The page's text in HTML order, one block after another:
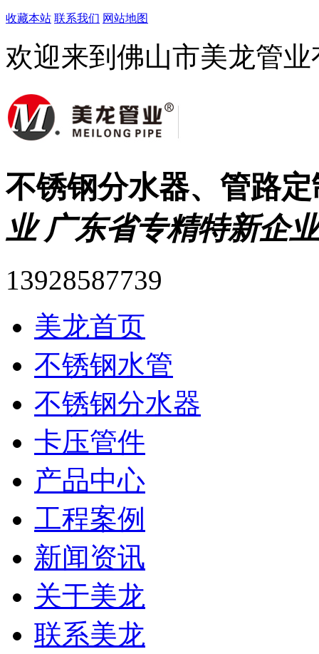
收藏本站 联系我们 网站地图
欢迎来到佛山市美龙管
不锈钢分水器、管路
业 广东省专精特新企
13928587739
美龙首页
不锈钢水管
不锈钢分水器
卡压管件
产品中心
工程案例
新闻资讯
关于美龙
联系美龙